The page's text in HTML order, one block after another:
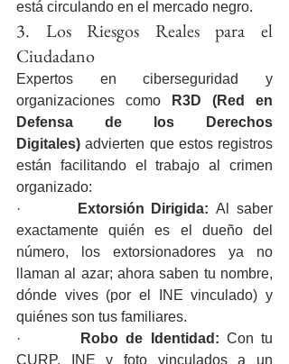
está circulando en el mercado negro.
3. Los Riesgos Reales para el
Ciudadano
Expertos en ciberseguridad y
organizaciones como
R3D (Red en
Defensa de los Derechos
Digitales) advierten que estos registros
están facilitando el trabajo al crimen
organizado:
·
Extorsión Dirigida: Al saber
exactamente quién es el dueño del
número, los extorsionadores ya no
llaman al azar; ahora saben tu nombre,
dónde vives (por el INE vinculado) y
quiénes son tus familiares.
·
Robo de Identidad: Con tu
CURP, INE y foto vinculados a un